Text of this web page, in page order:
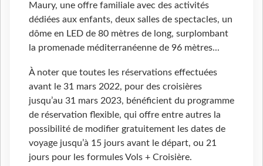
Maury, une offre familiale avec des activités
dédiées aux enfants, deux salles de spectacles, un
dôme en LED de 80 mètres de long, surplombant
la promenade méditerranéenne de 96 mètres...
À noter que toutes les réservations effectuées
avant le 31 mars 2022, pour des croisières
jusqu’au 31 mars 2023, bénéficient du programme
de réservation flexible, qui offre entre autres la
possibilité de modifier gratuitement les dates de
voyage jusqu’à 15 jours avant le départ, ou 21
jours pour les formules Vols + Croisière.